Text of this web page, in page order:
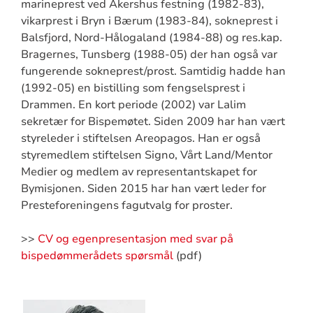
marineprest ved Akershus festning (1982-83),
vikarprest i Bryn i Bærum (1983-84), sokneprest i
Balsfjord, Nord-Hålogaland (1984-88) og res.kap.
Bragernes, Tunsberg (1988-05) der han også var
fungerende sokneprest/prost. Samtidig hadde han
(1992-05) en bistilling som fengselsprest i
Drammen. En kort periode (2002) var Lalim
sekretær for Bispemøtet. Siden 2009 har han vært
styreleder i stiftelsen Areopagos. Han er også
styremedlem stiftelsen Signo, Vårt Land/Mentor
Medier og medlem av representantskapet for
Bymisjonen. Siden 2015 har han vært leder for
Presteforeningens fagutvalg for proster.
>> CV og egenpresentasjon med svar på
bispedømmerådets spørsmål(pdf)